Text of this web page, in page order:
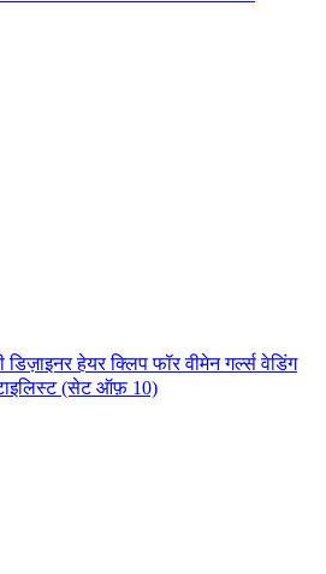
हेयर क्लिप फॉर वीमेन गर्ल्स वेडिंग
(सेट ऑफ़ 10)